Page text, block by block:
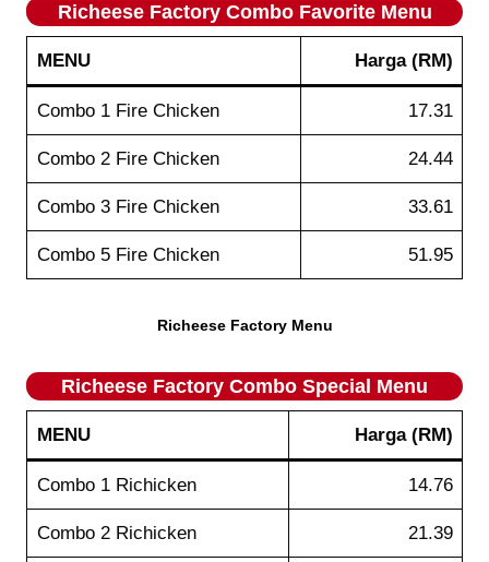
Richeese Factory Combo Favorite Menu
MENU Harga(RM)
Combo 1 Fire Chicken 17.31
Combo 2 Fire Chicken 24.44
Combo 3 Fire Chicken 33.61
Combo 5 Fire Chicken 51.95
Richeese Factory Menu
Richeese Factory Combo Special Menu
MENU Harga(RM)
Combo 1 Richicken 14.76
Combo 2 Richicken 21.39